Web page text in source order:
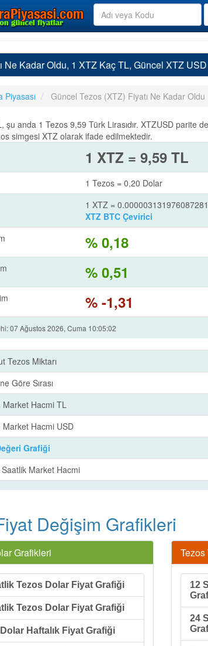
Ne Kadar Oldu, 1 XTZ Kaç TL, Güncel XTZ
Piyasası Güncel Tezos (XTZ) Fiyatı Ne Kadar Oldu
şu anda 1 Tezos 9,59 Türk Lirasıdır. XTZUSD parite
simgesi XTZ olarak ifade edilmektedir.
1 XTZ = 9,59 TL
1 Tezos = 0,20 Dolar
1 XTZ =
XTZ BTC Çevirici
% 0,18
% 0,51
% -1,31
07 Ağustos 2026, Cuma 10:05:02
Tezos Miktarı
Göre Sırası
Market Hacmi TL
Hacmi USD
Grafiği
Market Hacmi
Değişim Grafikleri
Grafikleri
Tezos Dolar Fiyat Grafiği
Tezos Dolar Fiyat Grafiği
Haftalık Fiyat Grafiği
Tezos
12
24